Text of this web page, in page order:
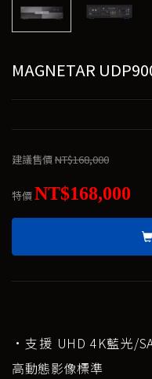
MAGNETAR
建議售價NT$168,000
特價NT$168,000
•支援 UHD 4K藍光/
高動態影像標準